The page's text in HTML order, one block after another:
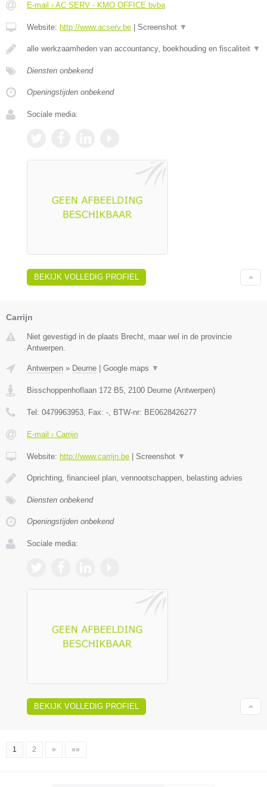
E-mail › AC SERV - KMO OFFICE bvba
Website: http://www.acserv.be Screenshot ▼
alle werkzaamheden van accountancy, boekhouding en fiscaliteit ▼
Diensten onbekend
Openingstijden onbekend
Sociale media:
BEKIJK VOLLEDIG PROFIEL
Carrijn
Niet gevestigd in de plaats Brecht, maar wel in de provincie
Antwerpen.
Antwerpen » Deurne Google maps ▼
Bisschoppenhoflaan 172 B5 2100 Deurne (Antwerpen)
Tel: 0479963953 , Fax: - , BTW-nr: BE0628426277
E-mail › Carrijn
Website: http://www.carrijn.be Screenshot ▼
Oprichting, financieel plan, vennootschappen, belasting advies
Diensten onbekend
Openingstijden onbekend
Sociale media:
BEKIJK VOLLEDIG PROFIEL
1 2 » »»